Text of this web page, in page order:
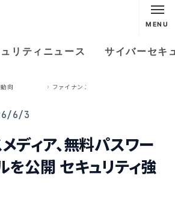
MENU
リティニュース サイバーセキ
向
6/3
ディア、無料パスワー
を公開 セキュリティ強